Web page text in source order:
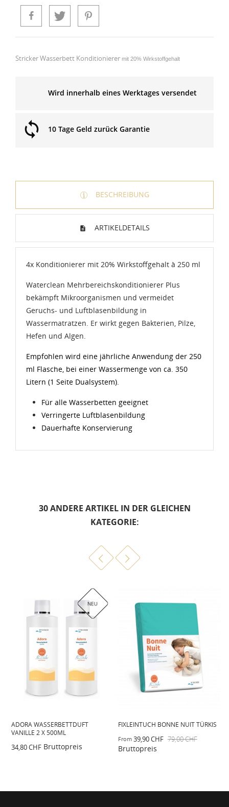
Stricker Wasserbett Konditionierer mit 20% Wirkstoffgehalt
Wird innerhalb eines Werktages versendet
10 Tage Geld zurück Garantie
BESCHREIBUNG
ARTIKELDETAILS
4x Konditionierer mit 20% Wirkstoffgehalt à 250 ml
Waterclean Mehrbereichskonditionierer Plus
bekämpft Mikroorganismen und vermeidet
Geruchs- und Luftblasenbildung in
Wassermatratzen. Er wirkt gegen Bakterien, Pilze,
Hefen und Algen.
Empfohlen wird eine jährliche Anwendung der 250
ml Flasche, bei einer Wassermenge von ca. 350
Litern (1 Seite Dualsystem).
Für alle Wasserbetten geeignet
Verringerte Luftblasenbildung
Dauerhafte Konservierung
30 ANDERE ARTIKEL IN DER GLEICHEN
KATEGORIE:
NEU
ADORA WASSERBETTDUFT
VANILLE 2 X 500ML
34,80 CHFBruttopreis
FIXLEINTUCH BONNE NUIT TÜRKIS
From 39,90 CHF 79,00 CHF
Bruttopreis